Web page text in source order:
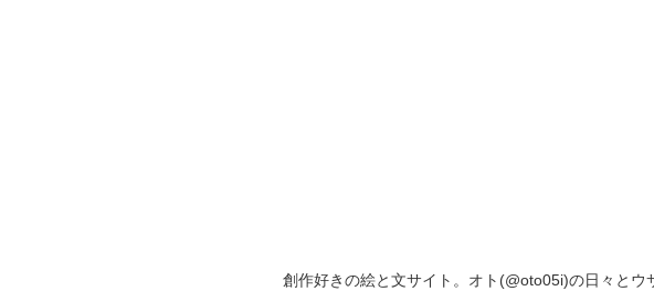
創作好きの絵と文サイト。オト(@oto05i)の日々とウ